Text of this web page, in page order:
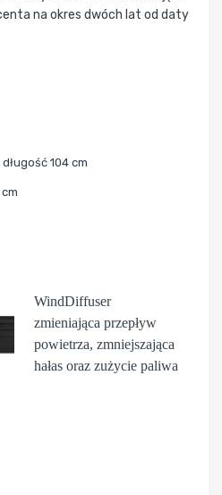
na okres dwóch lat od daty
104 cm
WindDiffuser
zmieniająca przepływ
powietrza, zmniejszająca
hałas oraz zużycie paliwa